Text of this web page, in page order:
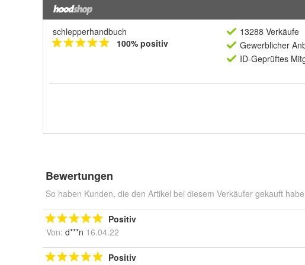
schlepperhandbuch
100% positiv
13288 Verkäufe
Gewerblicher
ID-Geprüftes
Bewertungen
So haben Kunden, die den Artikel bei diesem Verkäufer gekauft
Positiv
Von: d***n 16.04.22
Positiv